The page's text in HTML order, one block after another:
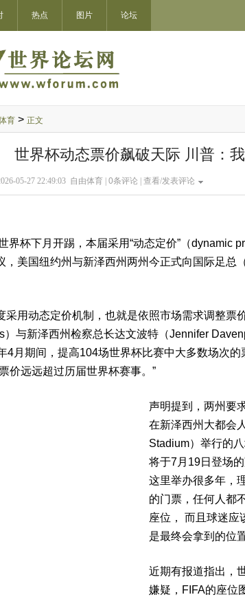
热点 图片 论坛
育 > 正文
世界杯动态票价飙破天际 川普：
05-27 22:49:03 自由体育 | 0条评论 | 查看/发表评论
界杯下月开踢，本届采用“动态定价”（dynamic
，美国纽约州与新泽西州两州今正式向国际足总
采用动态定价机制，也就是依照市场需求调整票
）与新泽西州检察总长达文波特（Jennifer
4月期间，提高104场世界杯比赛中大多数场次
价远远超过历届世界杯赛事。”
声明提到，两州要
在新泽西州大都会
Stadium）举行的
将于7月19日登场
这里举办很多年，
的门票，任何人都
座位， 而且球迷应
是最终会拿到的位
近期有报道指出，
嫌疑，FIFA的座位